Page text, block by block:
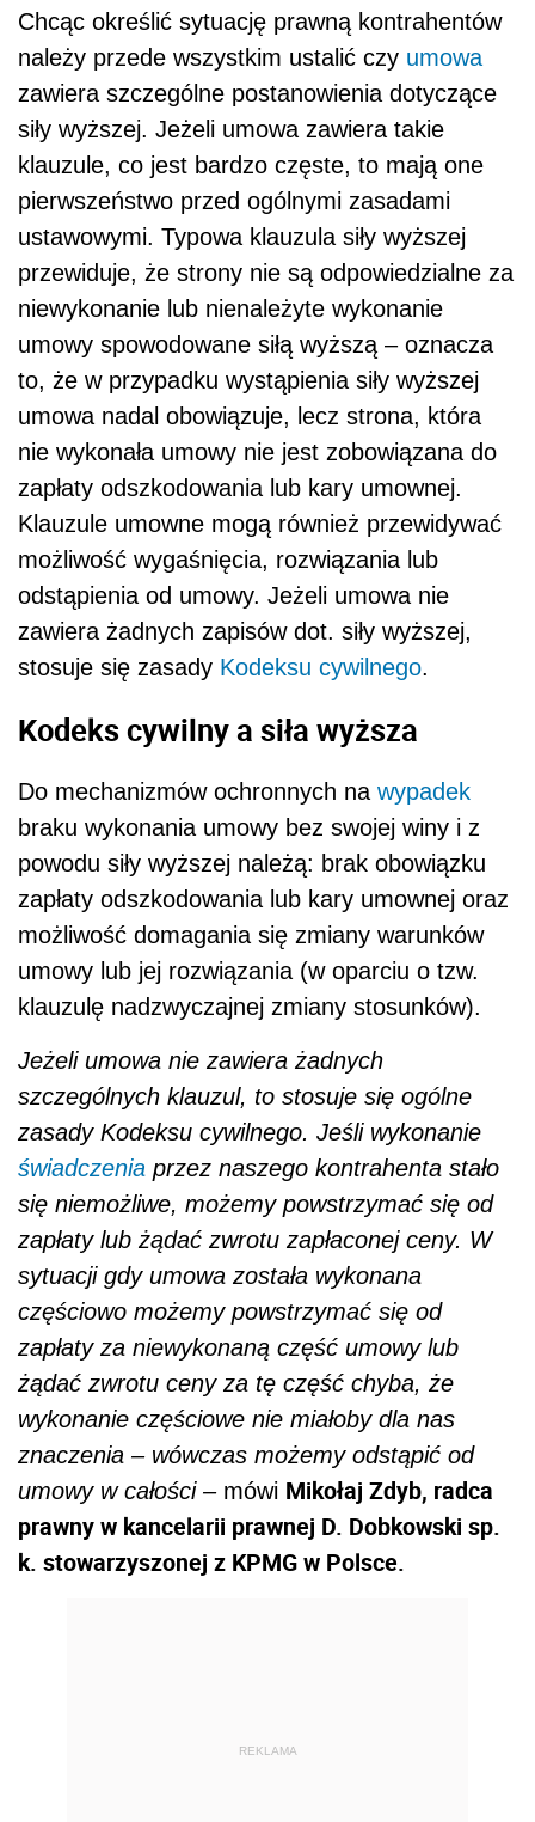
Chcąc określić sytuację prawną kontrahentów
należy przede wszystkim ustalić czy umowa
zawiera szczególne postanowienia dotyczące
siły wyższej. Jeżeli umowa zawiera takie
klauzule, co jest bardzo częste, to mają one
pierwszeństwo przed ogólnymi zasadami
ustawowymi. Typowa klauzula siły wyższej
przewiduje, że strony nie są odpowiedzialne za
niewykonanie lub nienależyte wykonanie
umowy spowodowane siłą wyższą – oznacza
to, że w przypadku wystąpienia siły wyższej
umowa nadal obowiązuje, lecz strona, która
nie wykonała umowy nie jest zobowiązana do
zapłaty odszkodowania lub kary umownej.
Klauzule umowne mogą również przewidywać
możliwość wygaśnięcia, rozwiązania lub
odstąpienia od umowy. Jeżeli umowa nie
zawiera żadnych zapisów dot. siły wyższej,
stosuje się zasady Kodeksu cywilnego.
Kodeks cywilny a siła wyższa
Do mechanizmów ochronnych na wypadek
braku wykonania umowy bez swojej winy i z
powodu siły wyższej należą: brak obowiązku
zapłaty odszkodowania lub kary umownej oraz
możliwość domagania się zmiany warunków
umowy lub jej rozwiązania (w oparciu o tzw.
klauzulę nadzwyczajnej zmiany stosunków).
Jeżeli umowa nie zawiera żadnych
szczególnych klauzul, to stosuje się ogólne
zasady Kodeksu cywilnego. Jeśli wykonanie
świadczenia przez naszego kontrahenta stało
się niemożliwe, możemy powstrzymać się od
zapłaty lub żądać zwrotu zapłaconej ceny. W
sytuacji gdy umowa została wykonana
częściowo możemy powstrzymać się od
zapłaty za niewykonaną część umowy lub
żądać zwrotu ceny za tę część chyba, że
wykonanie częściowe nie miałoby dla nas
znaczenia – wówczas możemy odstąpić od
umowy w całości – mówi Mikołaj Zdyb, radca
prawny w kancelarii prawnej D. Dobkowski sp.
k. stowarzyszonej z KPMG w Polsce.
REKLAMA